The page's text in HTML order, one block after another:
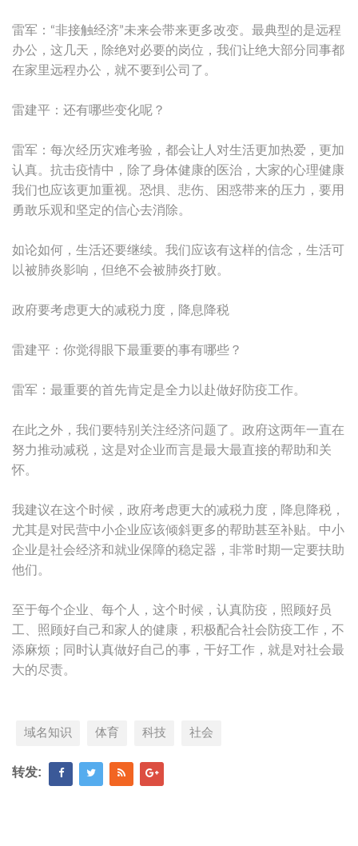
雷军：“非接触经济”未来会带来更多改变。最典型的是远程
办公，这几天，除绝对必要的岗位，我们让绝大部分同事都
在家里远程办公，就不要到公司了。
雷建平：还有哪些变化呢？
雷军：每次经历灾难考验，都会让人对生活更加热爱，更加
认真。抗击疫情中，除了身体健康的医治，大家的心理健康
我们也应该更加重视。恐惧、悲伤、困惑带来的压力，要用
勇敢乐观和坚定的信心去消除。
如论如何，生活还要继续。我们应该有这样的信念，生活可
以被肺炎影响，但绝不会被肺炎打败。
政府要考虑更大的减税力度，降息降税
雷建平：你觉得眼下最重要的事有哪些？
雷军：最重要的首先肯定是全力以赴做好防疫工作。
在此之外，我们要特别关注经济问题了。政府这两年一直在
努力推动减税，这是对企业而言是最大最直接的帮助和关
怀。
我建议在这个时候，政府考虑更大的减税力度，降息降税，
尤其是对民营中小企业应该倾斜更多的帮助甚至补贴。中小
企业是社会经济和就业保障的稳定器，非常时期一定要扶助
他们。
至于每个企业、每个人，这个时候，认真防疫，照顾好员
工、照顾好自己和家人的健康，积极配合社会防疫工作，不
添麻烦；同时认真做好自己的事，干好工作，就是对社会最
大的尽责。
域名知识 体育 科技 社会
转发: